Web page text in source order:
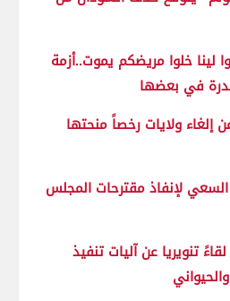
لينا خلوا مريضكم يموت..أزمة
في بعضها
ولايات رخصاً منحتها
لإنفاذ مقترحات المجلس
تنويريا عن آليات تنفيذ